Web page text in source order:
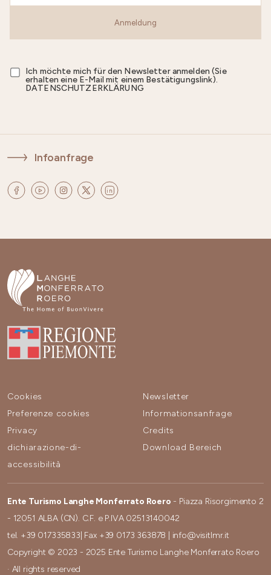
Anmeldung
Ich möchte mich für den Newsletter anmelden (Sie
erhalten eine E-Mail mit einem Bestätigungslink).
DATENSCHUTZERKLÄRUNG
Infoanfrage
Cookies
Preferenze cookies
Privacy
dichiarazione-di-
accessibilità
Newsletter
Informationsanfrage
Credits
Download Bereich
Ente Turismo Langhe Monferrato Roero - Piazza Risorgimento 2
- 12051 ALBA (CN). C.F. e P.IVA 02513140042
tel. +39 017335833 | Fax +39 0173 363878
info@visitlmr.it
Copyright © 2023 - 2025 Ente Turismo Langhe Monferrato Roero
· All rights reserved